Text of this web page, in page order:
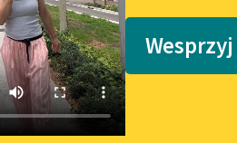
Orlińskiego